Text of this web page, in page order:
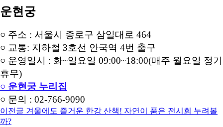
운현궁
○ 주소 : 서울시 종로구 삼일대로 464
○ 교통: 지하철 3호선 안국역 4번 출구
○ 운영일시 : 화~일요일 09:00~18:00(매주 월요일 정기
휴무)
○ 운현궁 누리집
○ 문의 : 02-766-9090
이전글 겨울에도 즐거운 한강 산책! 자연이 품은 전시회 누려볼
까?